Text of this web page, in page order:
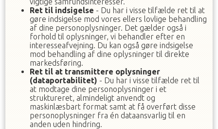
Ret til indsigelse - Du har i visse tilfælde ret til at
gøre indsigelse mod vores ellers lovlige behandling
af dine personoplysninger. Det gælder også i
forhold til oplysninger, vi behandler efter en
interesseafvejning. Du kan også gøre indsigelse
mod behandling af dine oplysninger til direkte
markedsføring.
Ret til at transmittere oplysninger
(dataportabilitet) - Du har i visse tilfælde ret til
at modtage dine personoplysninger i et
struktureret, almindeligt anvendt og
maskinlæsbart format samt at få overført disse
personoplysninger fra én dataansvarlig til en
anden uden hindring.